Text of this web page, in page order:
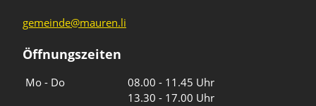
gemeinde@mauren.li
Öffnungszeiten
Mo - Do
08.00 - 11.45 Uhr
13.30 - 17.00 Uhr